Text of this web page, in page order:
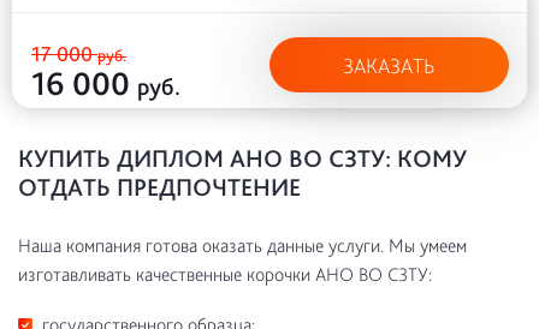
17 000руб.
16 000 руб.
ЗАКАЗАТЬ
КУПИТЬ ДИПЛОМ АНО ВО СЗТУ: КОМУ
ОТДАТЬ ПРЕДПОЧТЕНИЕ
Наша компания готова оказать данные услуги. Мы умеем
изготавливать качественные корочки АНО ВО СЗТУ: